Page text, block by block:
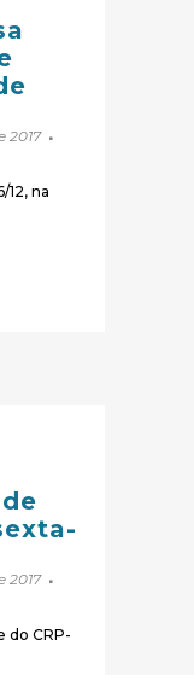
2017
12, na
2017
do CRP-